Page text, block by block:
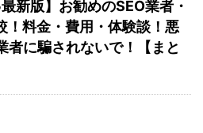
新版】お勧めのSEO業者・
！料金・費用・体験談！悪
者に騙されないで！【まと